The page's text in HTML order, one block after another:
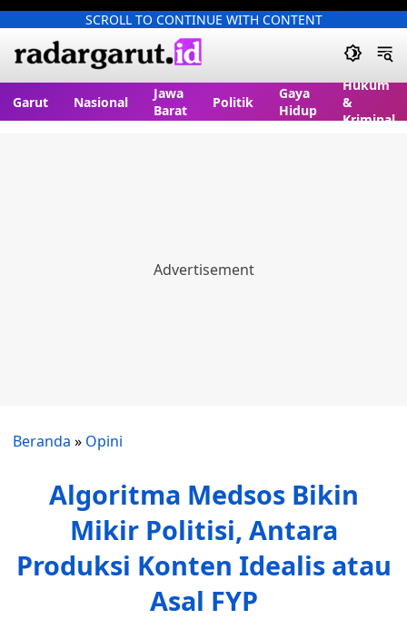
SCROLL TO CONTINUE WITH CONTENT
Garut Nasional
Jawa
Barat
Politik
Gaya
Hidup
Hukum
&
Kriminal
Beranda » Opini
Algoritma Medsos Bikin
Mikir Politisi, Antara
Produksi Konten Idealis atau
Asal FYP